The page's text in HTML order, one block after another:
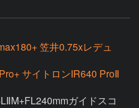
笠井0.75xレデュ
サイトロンIR640 ProⅡ
ガイドスコ